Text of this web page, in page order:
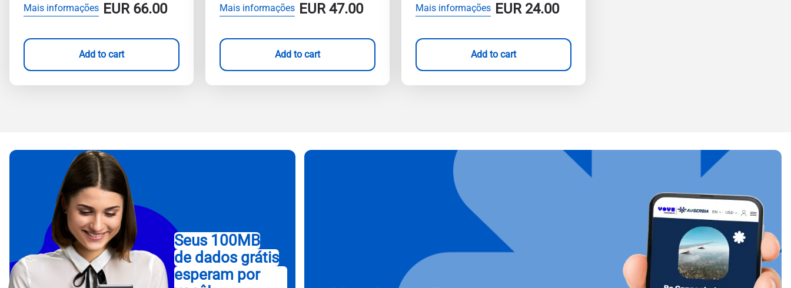
Mais informações EUR66.00
Add to cart
Mais informações EUR47.00
Add to cart
Mais informações EUR24.00
Add to cart
Seus 100MB
de dados grátis
esperam por